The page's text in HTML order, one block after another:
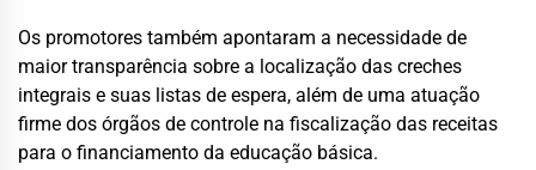
Os promotores também apontaram a necessidade de
maior transparência sobre a localização das creches
integrais e suas listas de espera, além de uma atuação
firme dos órgãos de controle na fiscalização das receitas
para o financiamento da educação básica.